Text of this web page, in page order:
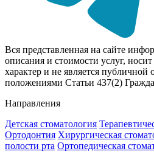
Вся представленная на сайте
описания и стоимости услуг,
характер и не является публичной
положениями Статьи 437(2)
Направления
Детская стоматология
Ортодонтия Хирургическая
полости рта Ортопедическая